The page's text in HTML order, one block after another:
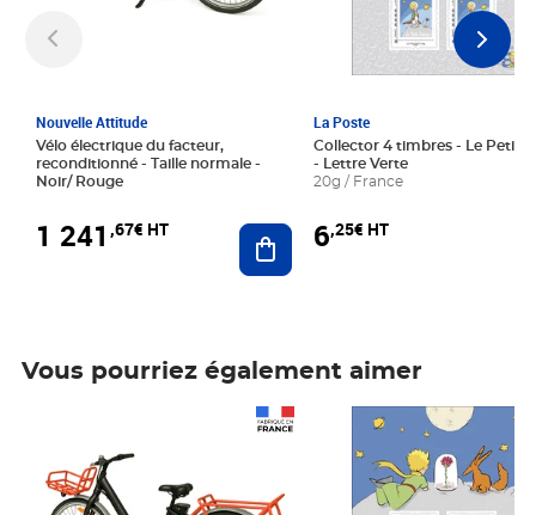
Nouvelle Attitude
Vélo électrique du facteur,
reconditionné - Taille normale -
Noir/ Rouge
1 241 ,67€ HT Ajouter au panier
La Poste
Collector 4 timbres - Le Petit
- Lettre Verte
20g / France
6,25€ HT
Vous pourriez également aimer
Prix 6,25€ HT